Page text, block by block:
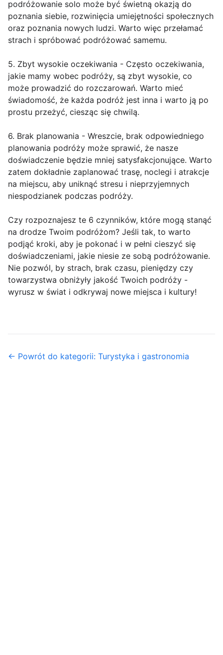
podróżowanie solo może być świetną okazją do
poznania siebie, rozwinięcia umiejętności społecznych
oraz poznania nowych ludzi. Warto więc przełamać
strach i spróbować podróżować samemu.
5. Zbyt wysokie oczekiwania - Często oczekiwania,
jakie mamy wobec podróży, są zbyt wysokie, co
może prowadzić do rozczarowań. Warto mieć
świadomość, że każda podróż jest inna i warto ją po
prostu przeżyć, ciesząc się chwilą.
6. Brak planowania - Wreszcie, brak odpowiedniego
planowania podróży może sprawić, że nasze
doświadczenie będzie mniej satysfakcjonujące. Warto
zatem dokładnie zaplanować trasę, noclegi i atrakcje
na miejscu, aby uniknąć stresu i nieprzyjemnych
niespodzianek podczas podróży.
Czy rozpoznajesz te 6 czynników, które mogą stanąć
na drodze Twoim podróżom? Jeśli tak, to warto
podjąć kroki, aby je pokonać i w pełni cieszyć się
doświadczeniami, jakie niesie ze sobą podróżowanie.
Nie pozwól, by strach, brak czasu, pieniędzy czy
towarzystwa obniżyły jakość Twoich podróży -
wyrusz w świat i odkrywaj nowe miejsca i kultury!
← Powrót do kategorii: Turystyka i gastronomia